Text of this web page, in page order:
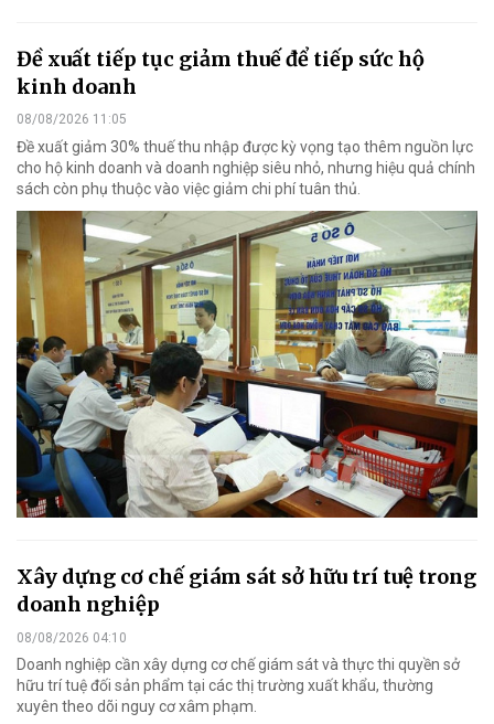
Đề xuất tiếp tục giảm thuế để tiếp sức hộ
kinh doanh
08/08/2026 11:05
Đề xuất giảm 30% thuế thu nhập được kỳ vọng tạo thêm nguồn lực
cho hộ kinh doanh và doanh nghiệp siêu nhỏ, nhưng hiệu quả chính
sách còn phụ thuộc vào việc giảm chi phí tuân thủ.
Xây dựng cơ chế giám sát sở hữu trí tuệ trong
doanh nghiệp
08/08/2026 04:10
Doanh nghiệp cần xây dựng cơ chế giám sát và thực thi quyền sở
hữu trí tuệ đối sản phẩm tại các thị trường xuất khẩu, thường
xuyên theo dõi nguy cơ xâm phạm.